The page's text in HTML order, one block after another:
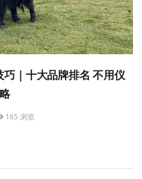
｜十大品牌排名 不用仪
165 浏览